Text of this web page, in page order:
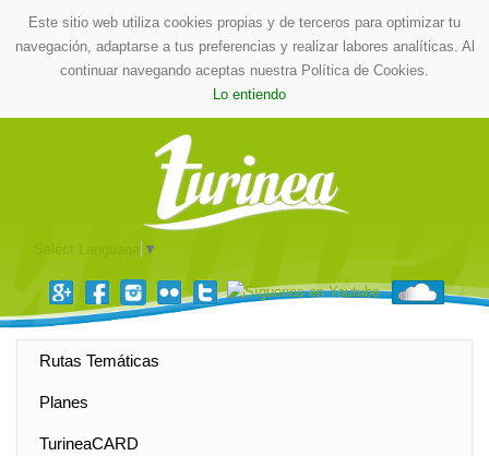
Este sitio web utiliza cookies propias y de terceros para optimizar tu
navegación, adaptarse a tus preferencias y realizar labores analíticas. Al
continuar navegando aceptas nuestra Política de Cookies.
Lo entiendo
▼
Rutas Temáticas
Planes
TurineaCARD